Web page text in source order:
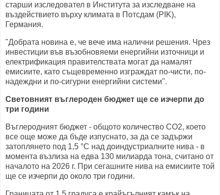
старши изследовател в Института за изследване на
въздействието върху климата в Потсдам (PIK),
Германия.
"Добрата новина е, че вече има налични решения. Чрез
инвестиции във възобновяеми енергийни източници и
електрификация правителствата могат да намалят
емисиите, като същевременно изграждат по-чисти, по-
надеждни и по-сигурни енергийни системи".
Световният въглероден бюджет ще се изчерпи до
три години
Въглеродният бюджет - общото количество CO2, което
все още може да бъде изпуснато, за да се задържи
затоплянето под 1,5 °C над доиндустриалните нива - в
момента възлиза на едва 130 милиарда тона, считано от
началото на 2026 г. При сегашните нива на емисиите той
ще се изчерпи до около три години.